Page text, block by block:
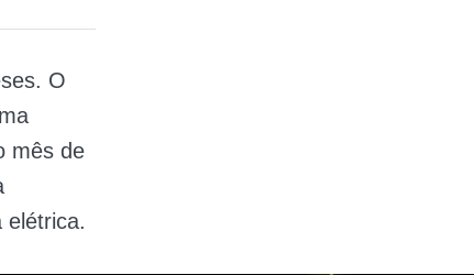
O
mês de
elétrica.